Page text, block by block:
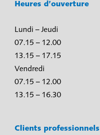
Heures d’ouverture
Lundi – Jeudi
07.15 – 12.00
13.15 – 17.15
Vendredi
07.15 – 12.00
13.15 – 16.30
Clients professionnels